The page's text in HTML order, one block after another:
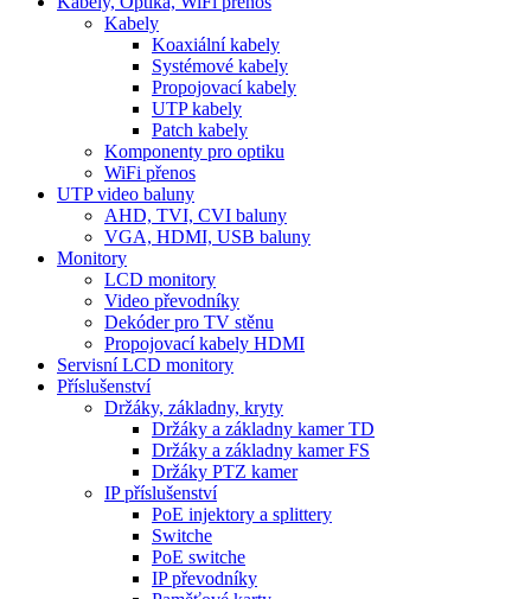
Kabely
Koaxiální kabely
Systémové kabely
Propojovací kabely
UTP kabely
Patch kabely
Komponenty pro optiku
WiFi přenos
UTP video baluny
AHD, TVI, CVI baluny
VGA, HDMI, USB baluny
Monitory
LCD monitory
Video převodníky
Dekóder pro TV stěnu
Propojovací kabely HDMI
Servisní LCD monitory
Příslušenství
Držáky, základny, kryty
Držáky a základny kamer TD
Držáky a základny kamer FS
Držáky PTZ kamer
IP příslušenství
PoE injektory a splittery
Switche
PoE switche
IP převodníky